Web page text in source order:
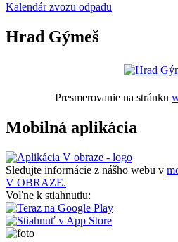
Kalendár zvozu odpadu
Hrad Gýmeš
Presmerovanie na stránku
Mobilná aplikácia
Sledujte informácie z nášho webu v
V OBRAZE.
Voľne k stiahnutiu: